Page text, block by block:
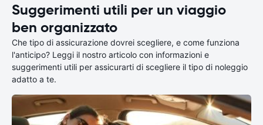
Suggerimenti utili per un viaggio
ben organizzato
Che tipo di assicurazione dovrei scegliere, e come funziona
l'anticipo? Leggi il nostro articolo con informazioni e
suggerimenti utili per assicurarti di scegliere il tipo di noleggio
adatto a te.